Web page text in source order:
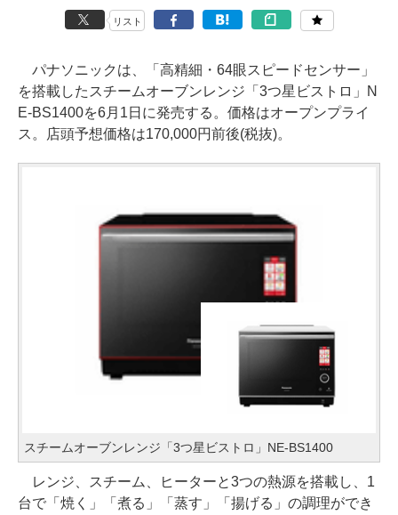
リスト
パナソニックは、「高精細・64眼スピードセンサー」
を搭載したスチームオーブンレンジ「3つ星ビストロ」N
E-BS1400を6月1日に発売する。価格はオープンプライ
ス。店頭予想価格は170,000円前後(税抜)。
スチームオーブンレンジ「3つ星ビストロ」NE-BS1400
レンジ、スチーム、ヒーターと3つの熱源を搭載し、1
台で「焼く」「煮る」「蒸す」「揚げる」の調理ができ